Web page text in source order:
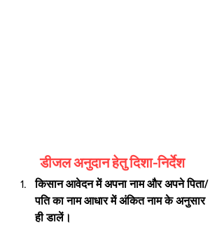
डीजल अनुदान हेतु दिशा-निर्देश
किसान आवेदन में अपना नाम और अपने पिता/
पति का नाम आधार में अंकित नाम के अनुसार
ही डालें।